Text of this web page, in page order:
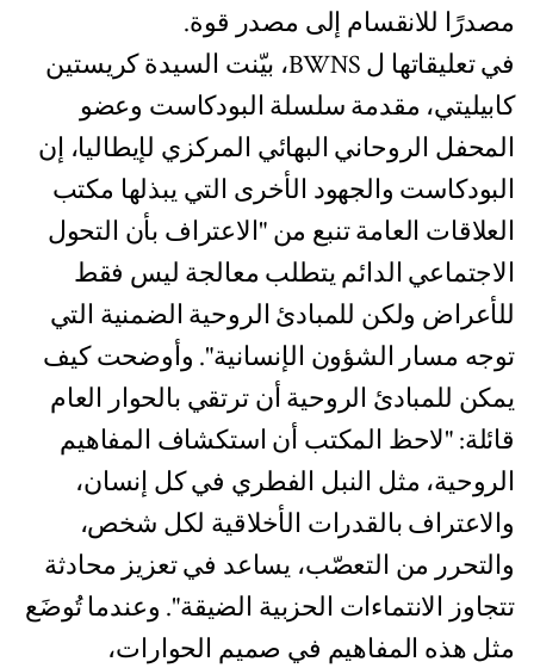
مصدرًا للانقسام إلى مصدر قوة.
في تعليقاتها ل BWNS، بيّنت السيدة كريستين
كابيليتي، مقدمة سلسلة البودكاست وعضو
المحفل الروحاني البهائي المركزي لإيطاليا، إن
البودكاست والجهود الأخرى التي يبذلها مكتب
العلاقات العامة تنبع من "الاعتراف بأن التحول
الاجتماعي الدائم يتطلب معالجة ليس فقط
للأعراض ولكن للمبادئ الروحية الضمنية التي
توجه مسار الشؤون الإنسانية". وأوضحت كيف
يمكن للمبادئ الروحية أن ترتقي بالحوار العام
قائلة: "لاحظ المكتب أن استكشاف المفاهيم
الروحية، مثل النبل الفطري في كل إنسان،
والاعتراف بالقدرات الأخلاقية لكل شخص،
والتحرر من التعصّب، يساعد في تعزيز محادثة
تتجاوز الانتماءات الحزبية الضيقة". وعندما تُوضَع
مثل هذه المفاهيم في صميم الحوارات،